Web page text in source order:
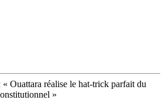
Ouattara réalise le hat-trick parfait du
»